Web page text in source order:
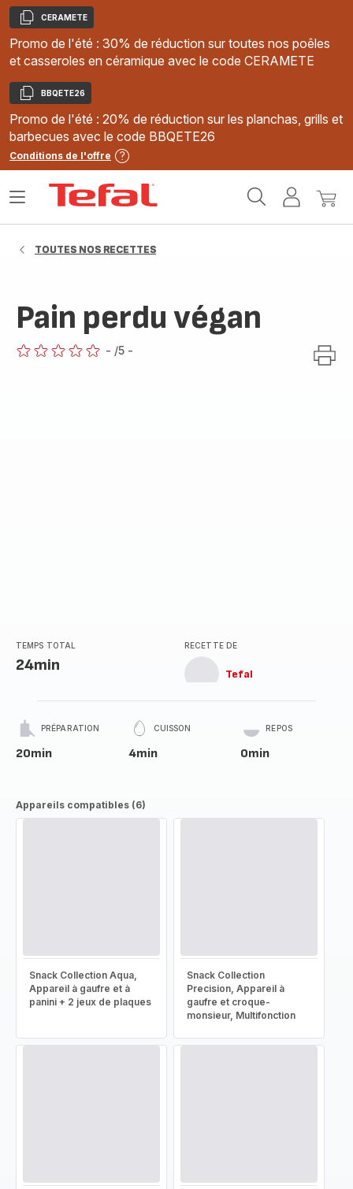
Copier
CERAMETE
Promo de l'été : 30% de réduction sur toutes nos poêles
et casseroles en céramique avec le code CERAMETE
Copier
BBQETE26
Promo de l'été : 20% de réduction sur les planchas, grills et
barbecues avec le code BBQETE26
Conditions de l'offre
MonMon
Ouvrir
TOUTES NOS RECETTES
Pain perdu végan
- /5 -
TEMPS TOTAL
24min
RECETTE DE
Tefal
PRÉPARATION
20min
CUISSON
4min
REPOS
0min
Appareils compatibles (6)
Snack Collection Aqua,
Appareil à gaufre et à
panini + 2 jeux de plaques
Snack Collection
Precision, Appareil à
gaufre et croque-
monsieur, Multifonction